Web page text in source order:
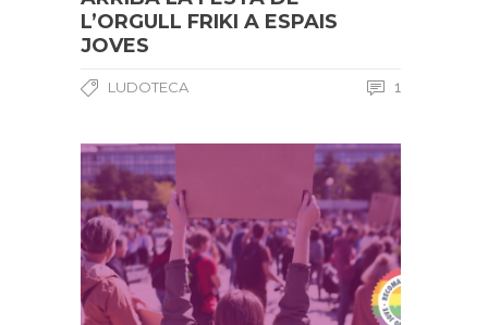
L’ORGULL FRIKI A ESPAIS
JOVES
LUDOTECA 1